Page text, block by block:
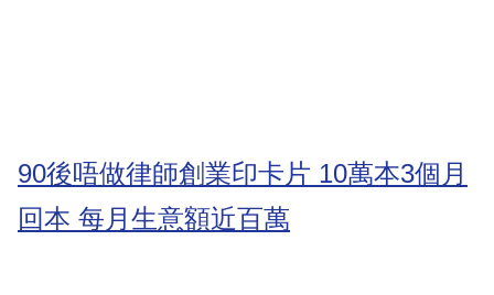
90後唔做律師創業印卡片 10萬本3個月
回本 每月生意額近百萬